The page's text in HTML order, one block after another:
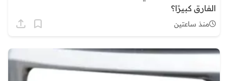
الفارق كبيرًا؟
منذ ساعتين